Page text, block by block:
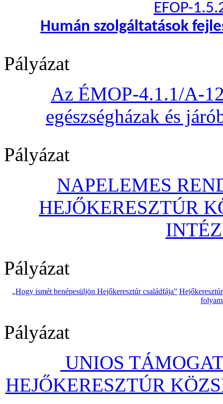
EFOP-
Humán szolgáltatások
Pályázat
Az ÉMOP-4.1.1/A-
egészségházak és
Pályázat
NAPELEMES
HEJŐKERESZTÚR
Pályázat
„Hogy ismét benépesüljön Hejőkeresztúr családfája”
Pályázat
UNIOS
HEJŐKERESZTÚR